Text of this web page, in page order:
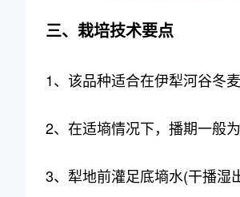
三、栽培技术要点
1、该品种适合在伊犁河谷冬麦
2、在适墒情况下，播期一般
3、犁地前灌足底墒水(干播湿